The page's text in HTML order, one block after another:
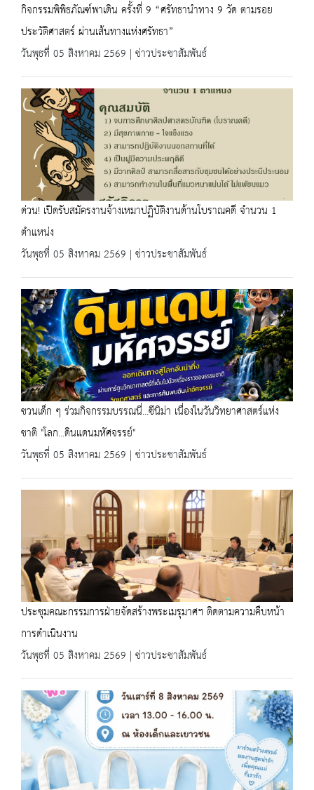
กิจกรรมพิพิธภัณฑ์พาเดิน ครั้งที่ 9 “ศรัทธานำทาง 9 วัด ตามรอย
ประวัติศาสตร์ ผ่านเส้นทางแห่งศรัทธา”
วันพุธที่ 05 สิงหาคม 2569 | ข่าวประชาสัมพันธ์
ด่วน! เปิดรับสมัครงานจ้างเหมาปฏิบัติงานด้านโบราณคดี จำนวน 1
ตำแหน่ง
วันพุธที่ 05 สิงหาคม 2569 | ข่าวประชาสัมพันธ์
ชวนเด็ก ๆ ร่วมกิจกรรมบรรณนี่...ซีนิม่า เนื่องในวันวิทยาศาสตร์แห่ง
ชาติ "โลก...ดินแดนมหัศจรรย์"
วันพุธที่ 05 สิงหาคม 2569 | ข่าวประชาสัมพันธ์
ประชุมคณะกรรมการฝ่ายจัดสร้างพระเมรุมาศฯ ติดตามความคืบหน้า
การดำเนินงาน
วันพุธที่ 05 สิงหาคม 2569 | ข่าวประชาสัมพันธ์